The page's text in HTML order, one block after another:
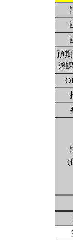
預
與
(